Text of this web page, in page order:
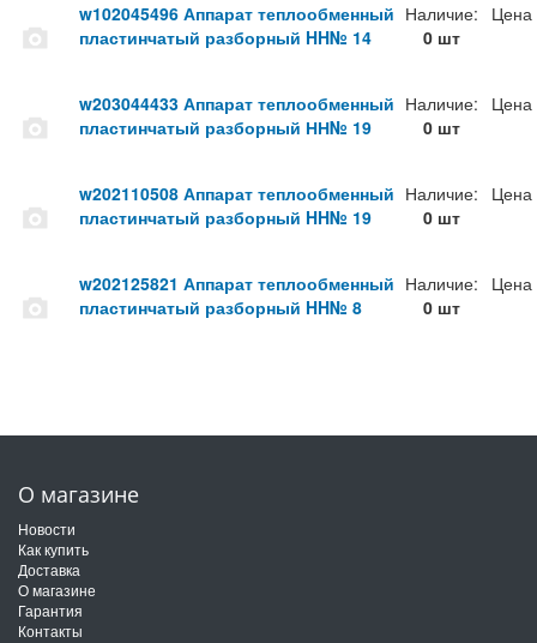
w102045496 Аппарат теплообменный
пластинчатый разборный HH№ 14
Наличие:
0 шт
Цена
w203044433 Аппарат теплообменный
пластинчатый разборный НН№ 19
Наличие:
0 шт
Цена
w202110508 Аппарат теплообменный
пластинчатый разборный HH№ 19
Наличие:
0 шт
Цена
w202125821 Аппарат теплообменный
пластинчатый разборный HH№ 8
Наличие:
0 шт
Цена
О магазине
Новости
Как купить
Доставка
О магазине
Гарантия
Контакты